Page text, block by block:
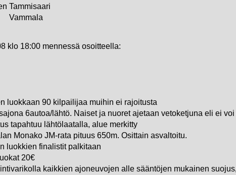
Tammisaari
Vammala
klo 18:00 mennessä osoitteella:
luokkaan 90 kilpailijaa muihin ei rajoitusta
6autoa/lähtö. Naiset ja nuoret ajetaan vetoketjuna eli ei
tapahtuu lähtölaatalla, alue merkitty
Monako JM-rata pituus 650m. Osittain asvaltoitu.
luokkien finalistit palkitaan
20€
kaikkien ajoneuvojen alle sääntöjen mukainen